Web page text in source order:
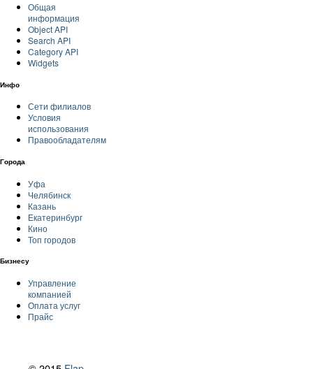
Общая
информация
Object API
Search API
Category API
Widgets
Инфо
Сети филиалов
Условия
использования
Правообладателям
Города
Уфа
Челябинск
Казань
Екатеринбург
Кино
Топ городов
Бизнесу
Управление
компанией
Оплата услуг
Прайс